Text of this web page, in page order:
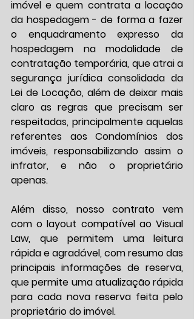
imóvel e quem contrata a locação
da hospedagem - de forma a fazer
o enquadramento expresso da
hospedagem na modalidade de
contratação temporária, que atrai a
segurança jurídica consolidada da
Lei de Locação, além de deixar mais
claro as regras que precisam ser
respeitadas, principalmente aquelas
referentes aos Condomínios dos
imóveis, responsabilizando assim o
infrator, e não o proprietário
apenas.
Além disso, nosso contrato vem
com o layout compatível ao Visual
Law, que permitem uma leitura
rápida e agradável, com resumo das
principais informações de reserva,
que permite uma atualização rápida
para cada nova reserva feita pelo
proprietário do imóvel.